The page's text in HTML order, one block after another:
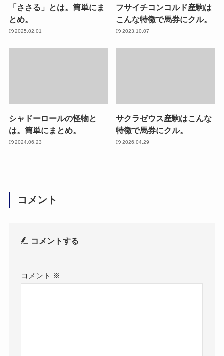
「ささる」とは。簡単にま
とめ。
2025.02.01
フサイチコンコルド産駒は
こんな特徴で馬券にクル。
2023.10.07
シャドーロールの怪物と
は。簡単にまとめ。
2024.06.23
サクラゼウス産駒はこんな
特徴で馬券にクル。
2026.04.29
コメント
コメントする
コメント ※